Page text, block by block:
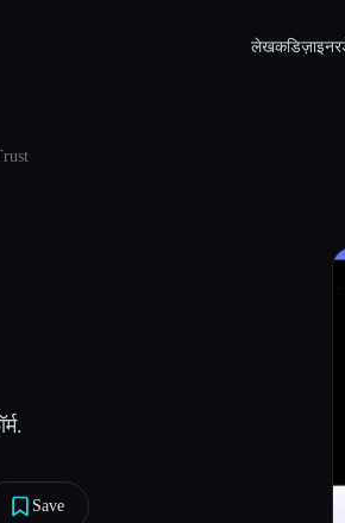
लेखकडिज़ाइनर
Save